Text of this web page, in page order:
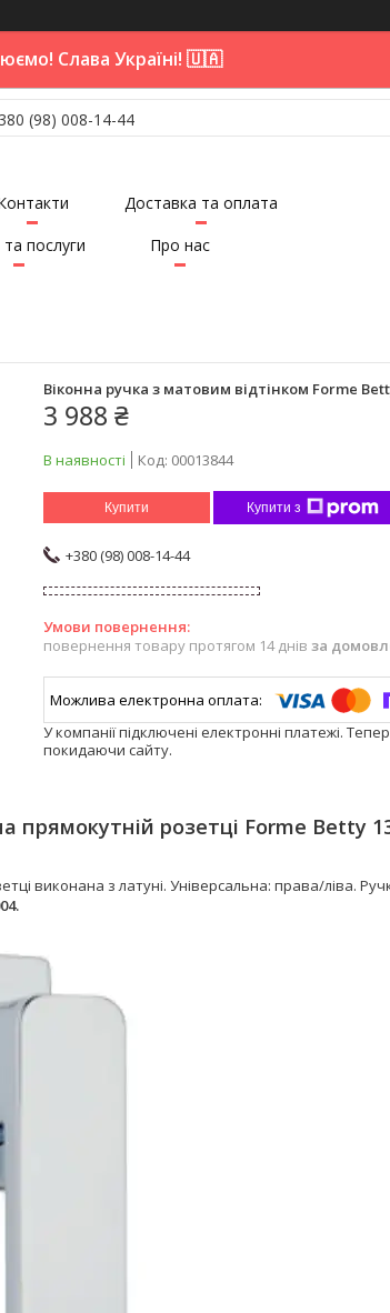
Слава Україні! 🇺🇦
(98) 008-14-44
Доставка та оплата
послуги
Про нас
Віконна ручка з матовим відтінком Forme
3 988 ₴
В наявності Код: 00013844
Купити Купити з
+380 (98) 008-14-44
повернення товару протягом 14 днів за
У компанії підключені електронні платежі.
покидаючи сайту.
прямокутній розетці Forme Betty
виконана з латуні. Універсальна: права/ліва.